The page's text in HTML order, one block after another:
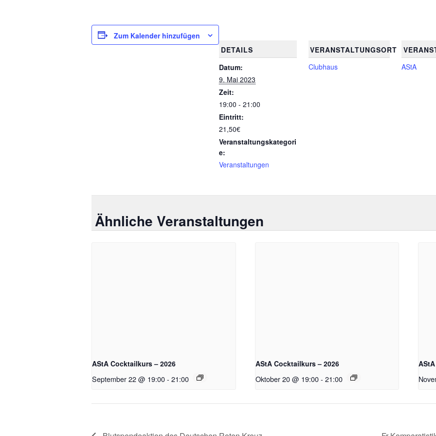
Zum Kalender hinzufügen
DETAILS
Datum:
9. Mai 2023
Zeit:
19:00 - 21:00
Eintritt:
21,50€
Veranstaltungskategori
e:
Veranstaltungen
VERANSTALTUNGSORT
Clubhaus
AStA
Ähnliche Veranstaltungen
AStA Cocktailkurs – 2026
September 22 @ 19:00 - 21:00
AStA Cocktailkurs – 2026
Oktober 20 @ 19:00 - 21:00